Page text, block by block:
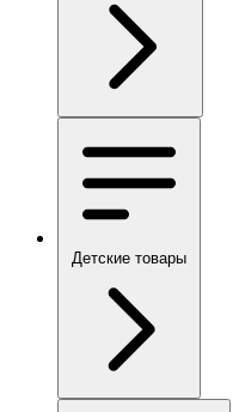
Детские товары